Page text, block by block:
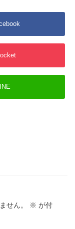
せん。 ※ が付